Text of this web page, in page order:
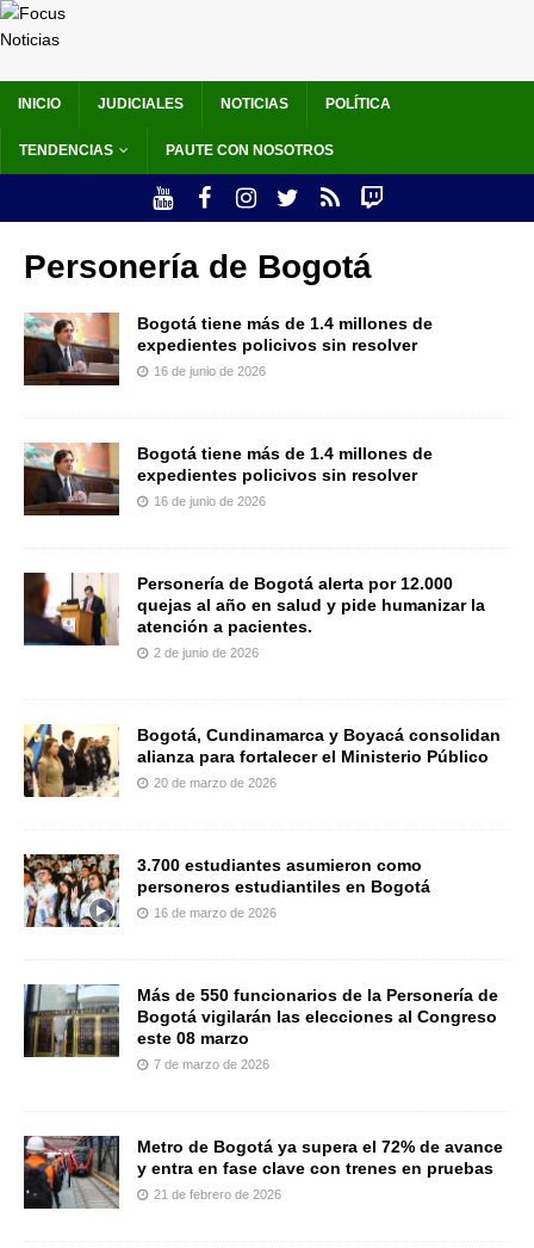
INICIO JUDICIALES NOTICIAS POLÍTICA
TENDENCIAS PAUTE CON NOSOTROS
Personería de Bogotá
Bogotá tiene más de 1.4 millones de
expedientes policivos sin resolver
16 de junio de 2026
Bogotá tiene más de 1.4 millones de
expedientes policivos sin resolver
16 de junio de 2026
Personería de Bogotá alerta por 12.000
quejas al año en salud y pide humanizar la
atención a pacientes.
2 de junio de 2026
Bogotá, Cundinamarca y Boyacá consolidan
alianza para fortalecer el Ministerio Público
20 de marzo de 2026
3.700 estudiantes asumieron como
personeros estudiantiles en Bogotá
16 de marzo de 2026
Más de 550 funcionarios de la Personería de
Bogotá vigilarán las elecciones al Congreso
este 08 marzo
7 de marzo de 2026
Metro de Bogotá ya supera el 72% de avance
y entra en fase clave con trenes en pruebas
21 de febrero de 2026